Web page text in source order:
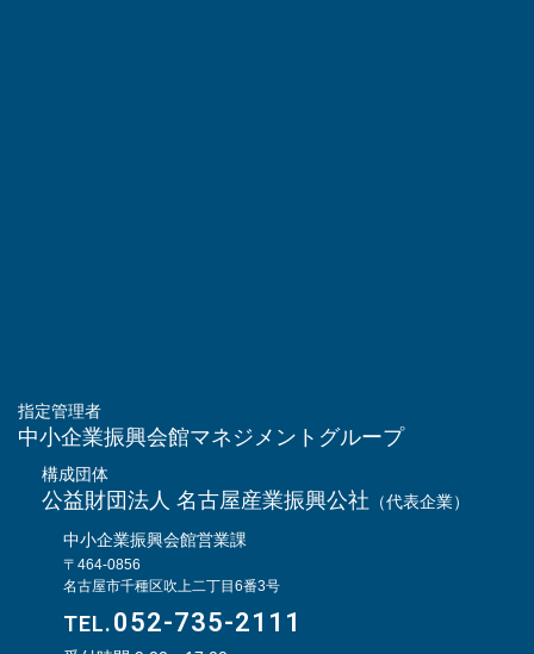
指定管理者
中小企業振興会館マネジメントグループ
構成団体
公益財団法人 名古屋産業振興公社 （代表企業）
中小企業振興会館営業課
〒464-0856
名古屋市千種区吹上二丁目6番3号
TEL.052-735-2111